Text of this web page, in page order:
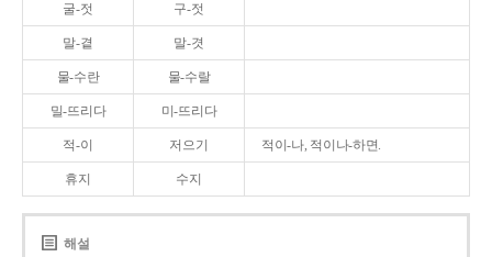
굴-젓 구-젓
말-곁 말-겻
물-수란 물-수랄
밀-뜨리다 미-뜨리다
적-이 저으기 적이-나, 적이나-하면.
휴지 수지
해설